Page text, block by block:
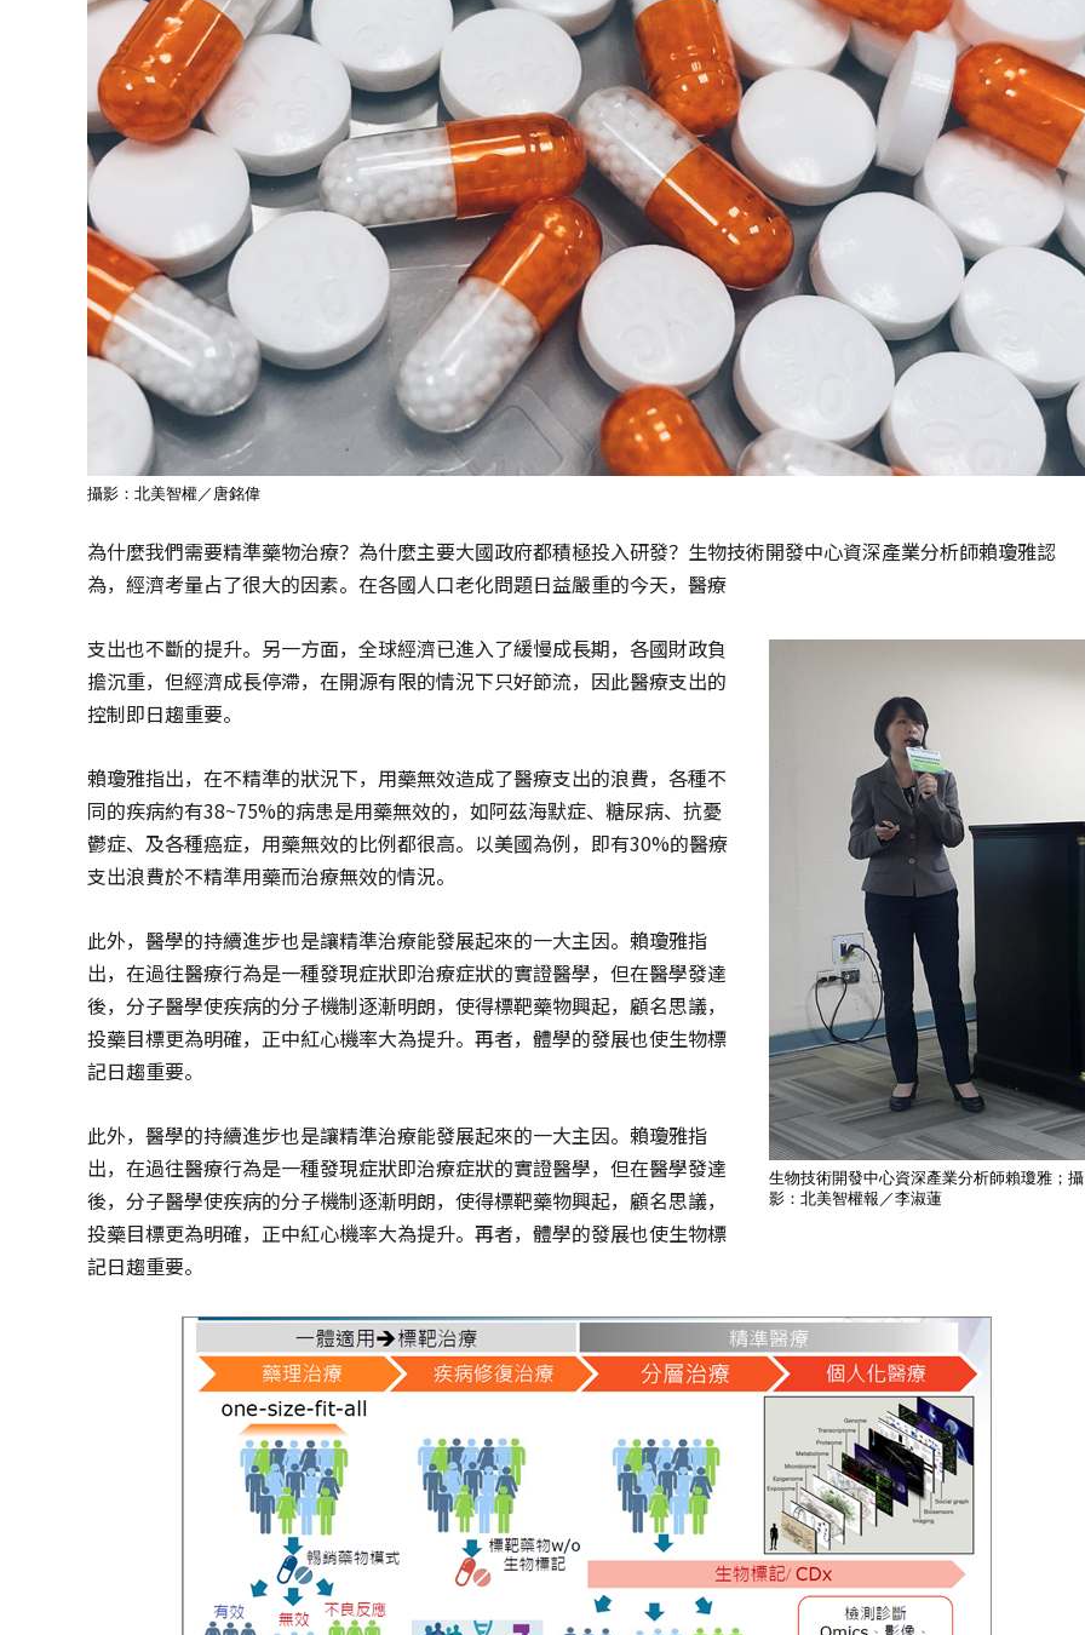
│
國
專
利
攝影：北美智權／唐銘偉
為什麼我們需要精準藥物治療？為什麼主要大國政府都積極投入研發？生物技術開發中心資深產業分析師賴瓊雅認
為，經濟考量占了很大的因素。在各國人口老化問題日益嚴重的今天，醫療
生物技術開發中心資深產業分析師賴瓊雅；攝
影：北美智權報／李淑蓮
支出也不斷的提升。另一方面，全球經濟已進入了緩慢成長期，各國財政負
擔沉重，但經濟成長停滯，在開源有限的情況下只好節流，因此醫療支出的
控制即日趨重要。
賴瓊雅指出，在不精準的狀況下，用藥無效造成了醫療支出的浪費，各種不
同的疾病約有38~75%的病患是用藥無效的，如阿茲海默症、糖尿病、抗憂
鬱症、及各種癌症，用藥無效的比例都很高。以美國為例，即有30%的醫療
支出浪費於不精準用藥而治療無效的情況。
此外，醫學的持續進步也是讓精準治療能發展起來的一大主因。賴瓊雅指
出，在過往醫療行為是一種發現症狀即治療症狀的實證醫學，但在醫學發達
後，分子醫學使疾病的分子機制逐漸明朗，使得標靶藥物興起，顧名思議，
投藥目標更為明確，正中紅心機率大為提升。再者，體學的發展也使生物標
記日趨重要。
此外，醫學的持續進步也是讓精準治療能發展起來的一大主因。賴瓊雅指
出，在過往醫療行為是一種發現症狀即治療症狀的實證醫學，但在醫學發達
後，分子醫學使疾病的分子機制逐漸明朗，使得標靶藥物興起，顧名思議，
投藥目標更為明確，正中紅心機率大為提升。再者，體學的發展也使生物標
記日趨重要。